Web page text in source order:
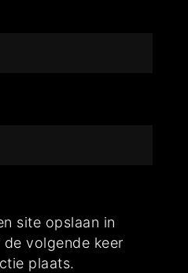
site opslaan in
volgende keer
plaats.